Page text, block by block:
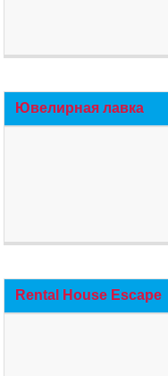
Ювелирная лавка
Rental House Escape